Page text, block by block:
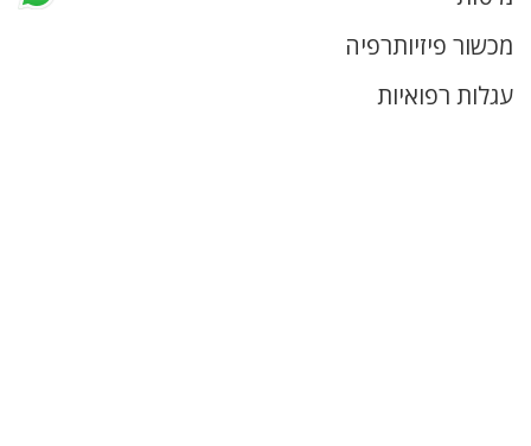
מכשור פיזיותרפיה
עגלות רפואיות